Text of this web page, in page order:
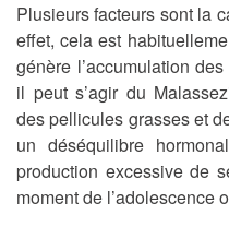
Plusieurs facteurs sont la
effet, cela est
génère l’accumulation
il peut s’agir du
des pellicules grasses et
un déséquilibre
production excessive de
moment de l’adolescence